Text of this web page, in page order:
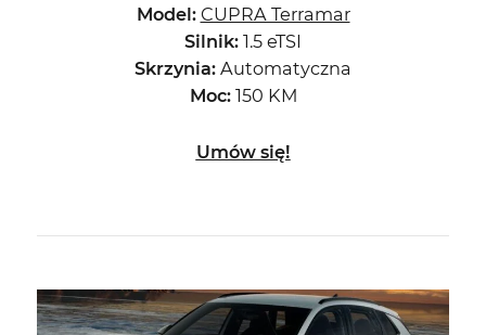
Model: CUPRA Terramar
Silnik: 1.5 eTSI
Skrzynia: Automatyczna
Moc:150 KM
Umów się!